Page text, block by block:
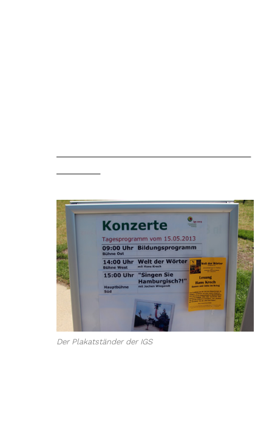
________________________________________
_________
Der Plakatständer der IGS